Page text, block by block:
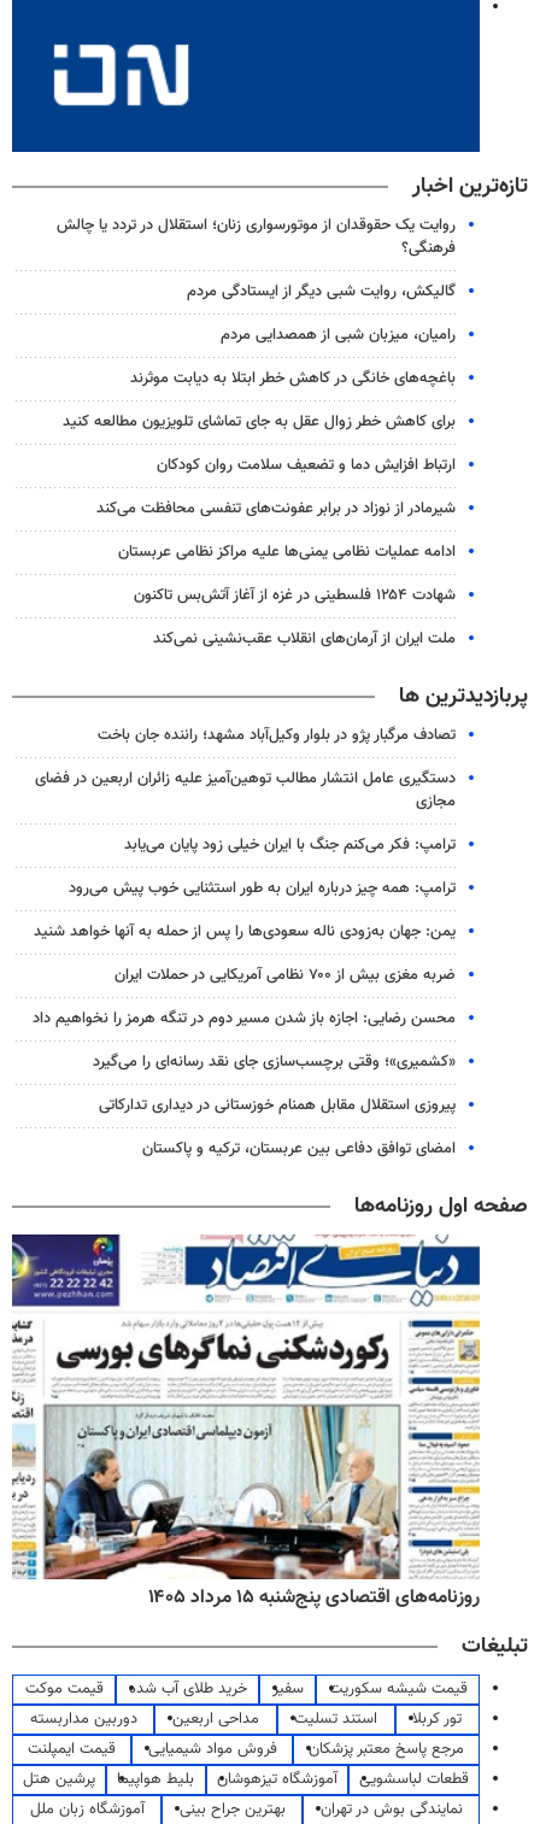
تازه‌ترین اخبار
روایت یک حقوقدان از موتورسواری زنان؛ استقلال در تردد یا چالش
فرهنگی؟
گالیکش، روایت شبی دیگر از ایستادگی مردم
رامیان، میزبان شبی از همصدایی مردم
باغچه‌های خانگی در کاهش خطر ابتلا به دیابت موثرند
برای کاهش خطر زوال عقل به جای تماشای تلویزیون مطالعه کنید
ارتباط افزایش دما و تضعیف سلامت روان کودکان
شیرمادر از نوزاد در برابر عفونت‌های تنفسی محافظت می‌کند
ادامه عملیات نظامی یمنی‌ها علیه مراکز نظامی عربستان
شهادت ۱۲۵۴ فلسطینی در غزه از آغاز آتش‌بس تاکنون
ملت ایران از آرمان‌های انقلاب عقب‌نشینی نمی‌کند
پربازدیدترین ها
تصادف مرگبار پژو در بلوار وکیل‌آباد مشهد؛ راننده جان باخت
دستگیری عامل انتشار مطالب توهین‌آمیز علیه زائران اربعین در فضای
مجازی
ترامپ: فکر می‌کنم جنگ با ایران خیلی زود پایان می‌یابد
ترامپ: همه چیز درباره ایران به طور استثنایی خوب پیش می‌رود
یمن: جهان به‌زودی ناله سعودی‌ها را پس از حمله به آنها خواهد شنید
ضربه مغزی بیش از ۷۰۰ نظامی آمریکایی در حملات ایران
محسن رضایی: اجازه باز شدن مسیر دوم در تنگه هرمز را نخواهیم داد
«کشمیری»؛ وقتی برچسب‌سازی جای نقد رسانه‌ای را می‌گیرد
پیروزی استقلال مقابل همنام خوزستانی در دیداری تدارکاتی
امضای توافق دفاعی بین عربستان، ترکیه و پاکستان
صفحه اول روزنامه‌ها
روزنامه‌های اقتصادی پنج‌شنبه ۱۵ مرداد ۱۴۰۵
تبلیغات
قیمت شیشه سکوریت سفیر خرید طلای آب شده
قیمت موکت
تور کربلا
استند تسلیت مداحی اربعین
دوربین مداربسته
مرجع پاسخ معتبر پزشکان
فروش مواد شیمیایی
قیمت ایمپلنت
قطعات لباسشویی
آموزشگاه تیزهوشان بلیط هواپیما
پرشین هتل
نمایندگی بوش در تهران
بهترین جراح بینی
آموزشگاه زبان ملل